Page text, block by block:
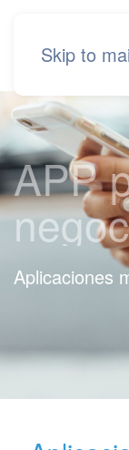
Skip to
APP
Aplicaciones